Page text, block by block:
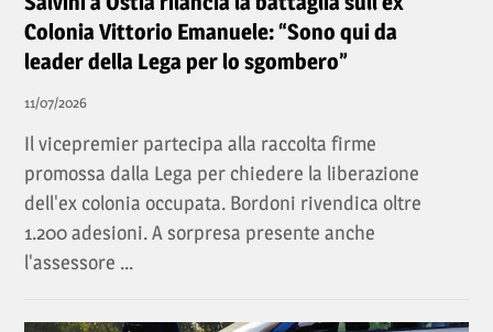
Colonia Vittorio Emanuele: “Sono qui da
leader della Lega per lo sgombero”
11/07/2026
Il vicepremier partecipa alla raccolta firme
promossa dalla Lega per chiedere la liberazione
dell'ex colonia occupata. Bordoni rivendica oltre
1.200 adesioni. A sorpresa presente anche
l'assessore ...